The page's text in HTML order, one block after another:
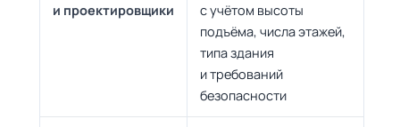
и проектировщики
с учётом высоты
подъёма, числа этажей,
типа здания
и требований
безопасности